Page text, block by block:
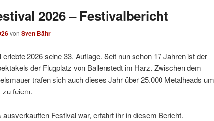
2026 – Festivalbericht
von Sven Bähr
2026 seine 33. Auflage. Seit nun schon 17 Jahren ist der
der Flugplatz von Ballenstedt im Harz. Zwischen dem
trafen sich auch dieses Jahr über 25.000 Metalheads um
feiern.
Festival war, erfahrt ihr in diesem Bericht.